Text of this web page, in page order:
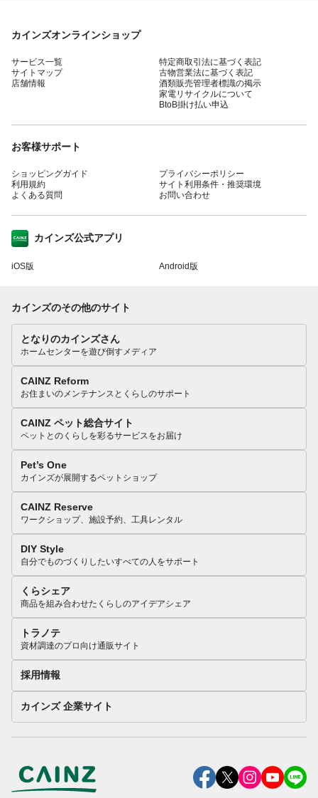
カインズオンラインショップ
サービス一覧
サイトマップ
店舗情報
特定商取引法に基づく表記
古物営業法に基づく表記
酒類販売管理者標識の掲示
家電リサイクルについて
BtoB掛け払い申込
お客様サポート
ショッピングガイド
利用規約
よくある質問
プライバシーポリシー
サイト利用条件・推奨環境
お問い合わせ
カインズ公式アプリ
iOS版 Android版
カインズのその他のサイト
となりのカインズさん
ホームセンターを遊び倒すメディア
CAINZ Reform
お住まいのメンテナンスとくらしのサポート
CAINZ ペット総合サイト
ペットとのくらしを彩るサービスをお届け
Pet’s One
カインズが展開するペットショップ
CAINZ Reserve
ワークショップ、施設予約、工具レンタル
DIY Style
自分でものづくりしたいすべての人をサポート
くらシェア
商品を組み合わせたくらしのアイデアシェア
トラノテ
資材調達のプロ向け通販サイト
採用情報
カインズ 企業サイト